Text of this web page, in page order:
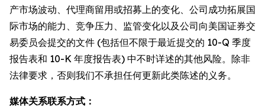
产市场波动、代理商留用或招募上的变化、公司成功拓展国
际市场的能力、竞争压力、监管变化以及公司向美国证券交
易委员会提交的文件 (包括但不限于最近提交的 10-Q 季度
报告表和 10-K 年度报告表) 中不时详述的其他风险。除非
法律要求，否则我们不承担任何更新此类陈述的义务。
媒体关系联系方式：